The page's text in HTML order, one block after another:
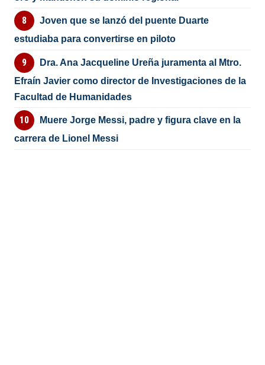
Joven que se lanzó del puente Duarte
estudiaba para convertirse en piloto
Dra. Ana Jacqueline Ureña juramenta al Mtro.
Efraín Javier como director de Investigaciones de la
Facultad de Humanidades
Muere Jorge Messi, padre y figura clave en la
carrera de Lionel Messi